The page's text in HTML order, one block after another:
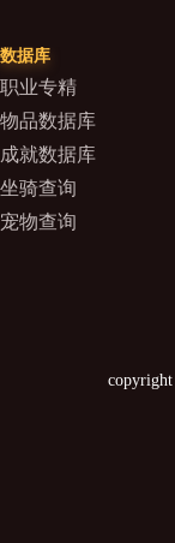
数据库
职业专精
物品数据库
成就数据库
坐骑查询
宠物查询